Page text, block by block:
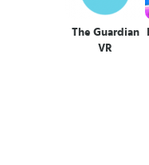
The Guardian
VR